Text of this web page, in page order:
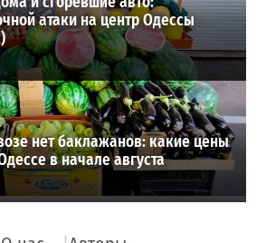
атаки на центр Одессы
нет баклажанов: какие цены
в начале августа